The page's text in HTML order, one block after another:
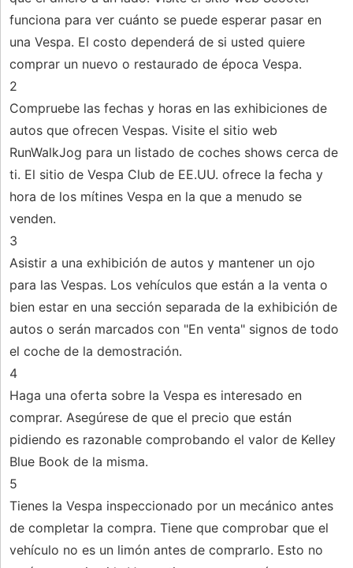
funciona para ver cuánto se puede esperar pasar en
una Vespa. El costo dependerá de si usted quiere
comprar un nuevo o restaurado de época Vespa.
2
Compruebe las fechas y horas en las exhibiciones de
autos que ofrecen Vespas. Visite el sitio web
RunWalkJog para un listado de coches shows cerca de
ti. El sitio de Vespa Club de EE.UU. ofrece la fecha y
hora de los mítines Vespa en la que a menudo se
venden.
3
Asistir a una exhibición de autos y mantener un ojo
para las Vespas. Los vehículos que están a la venta o
bien estar en una sección separada de la exhibición de
autos o serán marcados con "En venta" signos de todo
el coche de la demostración.
4
Haga una oferta sobre la Vespa es interesado en
comprar. Asegúrese de que el precio que están
pidiendo es razonable comprobando el valor de Kelley
Blue Book de la misma.
5
Tienes la Vespa inspeccionado por un mecánico antes
de completar la compra. Tiene que comprobar que el
vehículo no es un limón antes de comprarlo. Esto no